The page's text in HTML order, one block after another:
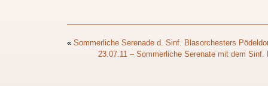
« Sommerliche Serenade d. Sinf. Blasorchesters
23.07.11 – Sommerliche Serenate mit dem